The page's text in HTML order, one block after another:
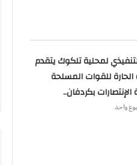
لمحلية تلكوك يتقدم
الحارة للقوات المسلحة
بكردفان..
واحد